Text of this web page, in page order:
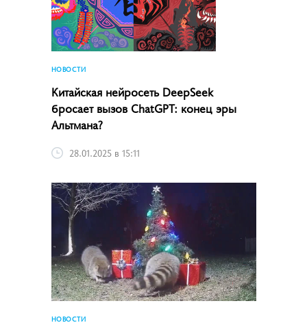
НОВОСТИ
Китайская нейросеть DeepSeek
бросает вызов ChatGPT: конец эры
Альтмана?
28.01.2025 в 15:11
НОВОСТИ